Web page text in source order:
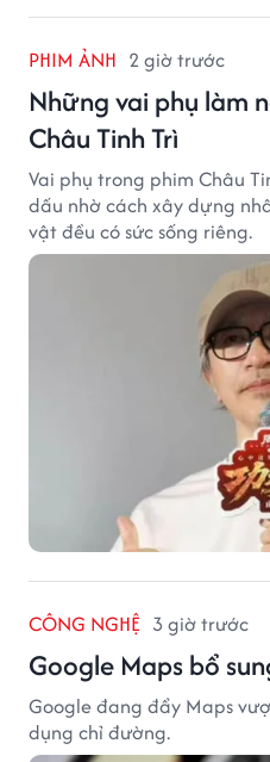
PHIM ẢNH 2 giờ trước
Những vai phụ làm
Châu Tinh Trì
Vai phụ trong phim Châu
dấu nhờ cách xây dựng
vật đều có sức sống riêng.
CÔNG NGHỆ 3 giờ trước
Google Maps bổ
Google đang đẩy Maps
dụng chỉ đường.